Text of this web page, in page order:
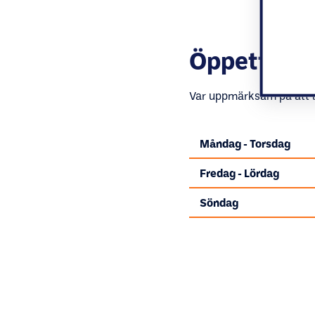
Öppettider
Var uppmärksam på att
Måndag - Torsdag
Fredag - Lördag
Söndag